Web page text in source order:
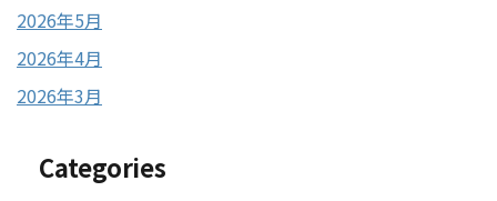
2026年5月
2026年4月
2026年3月
Categories